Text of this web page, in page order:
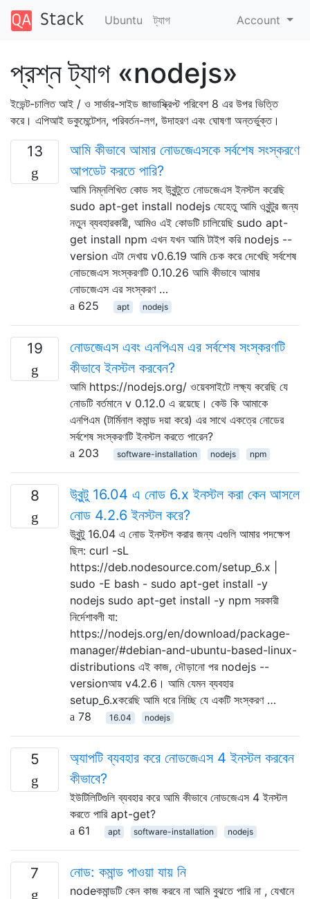
Ubuntu ট্যাগ Account
প্রশ্ন ট্যাগ «nodejs»
ইভেন্ট-চালিত আই / ও সার্ভার-সাইড জাভাস্ক্রিপ্ট পরিবেশ 8 এর উপর ভিত্তি
করে। এপিআই ডকুমেন্টেশন, পরিবর্তন-লগ, উদাহরণ এবং ঘোষণা অন্তর্ভুক্ত।
13
আমি কীভাবে আমার নোডজেএসকে সর্বশেষ সংস্করণে
আপডেট করতে পারি?
আমি নিম্নলিখিত কোড সহ উবুন্টুতে নোডজেএস ইনস্টল করেছি
sudo apt-get install nodejs যেহেতু আমি ওবুন্টুর জন্য
নতুন ব্যবহারকারী, আমিও এই কোডটি চালিয়েছি sudo apt-
get install npm এখন যখন আমি টাইপ করি nodejs --
version এটা দেখায় v0.6.19 আমি চেক করে দেখেছি সর্বশেষ
নোডজেএস সংস্করণটি 0.10.26 আমি কীভাবে আমার
নোডজেএস এর সংস্করণ …
625
apt nodejs
19
নোডজেএস এবং এনপিএম এর সর্বশেষ সংস্করণটি
কীভাবে ইনস্টল করবেন?
আমি https://nodejs.org/ ওয়েবসাইটে লক্ষ্য করেছি যে
নোডটি বর্তমানে v 0.12.0 এ রয়েছে। কেউ কি আমাকে
এনপিএম (টার্মিনাল কমান্ড দয়া করে) এর সাথে একত্রে নোডের
সর্বশেষ সংস্করণটি ইনস্টল করতে পারেন?
203
software-installation nodejs npm
8
উবুন্টু 16.04 এ নোড 6.x ইনস্টল করা কেন আসলে
নোড 4.2.6 ইনস্টল করে?
উবুন্টু 16.04 এ নোড ইনস্টল করার জন্য এগুলি আমার পদক্ষেপ
ছিল: curl -sL
https://deb.nodesource.com/setup_6.x |
sudo -E bash - sudo apt-get install -y
nodejs sudo apt-get install -y npm সরকারী
নির্দেশাবলী যা:
https://nodejs.org/en/download/package-
manager/#debian-and-ubuntu-based-linux-
distributions এই কাজ, দৌড়ানো পর nodejs --
versionআয় v4.2.6। আমি যেমন ব্যবহার
setup_6.xকরেছি আমি ধরে নিচ্ছি যে একটি সংস্করণ …
78
16.04 nodejs
5
অ্যাপটি ব্যবহার করে নোডজেএস 4 ইনস্টল করবেন
কীভাবে?
ইউটিলিটিগুলি ব্যবহার করে আমি কীভাবে নোডজেএস 4 ইনস্টল
করতে পারি apt-get?
61
apt software-installation nodejs
7 নোড: কমান্ড পাওয়া যায় নি
nodeকমান্ডটি কেন কাজ করবে না আমি বুঝতে পারি না , যেখানে